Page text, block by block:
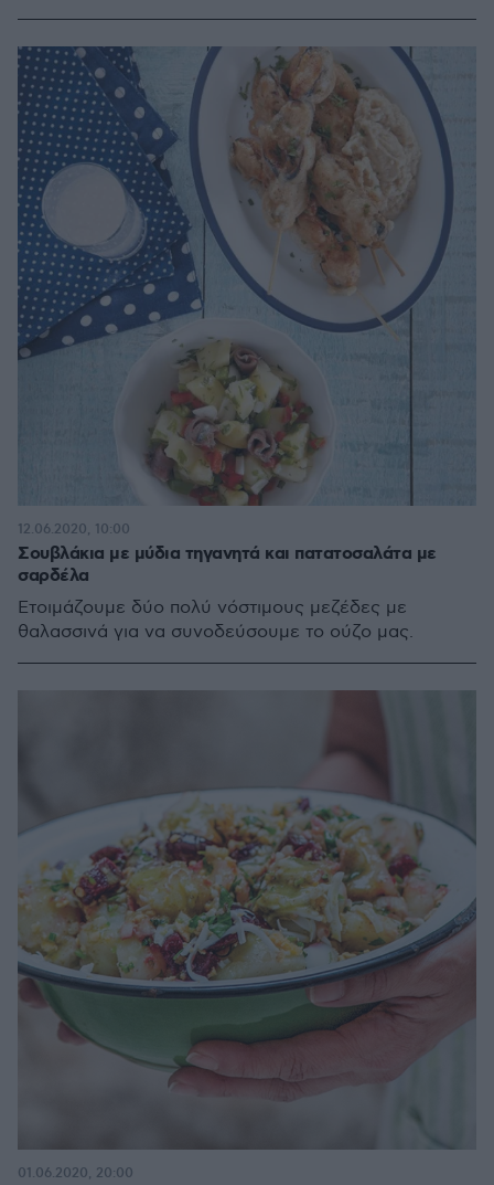
Σουβλάκια με μύδια τηγανητά και πατατοσαλάτα με
σαρδέλα
Ετοιμάζουμε δύο πολύ νόστιμους μεζέδες με
θαλασσινά για να συνοδεύσουμε το ούζο μας.
12.06.2020, 10:00
01.06.2020, 20:00